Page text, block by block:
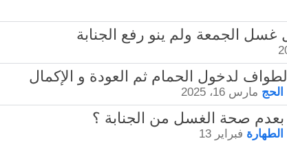
الحج مارس 16، 2025
الطهارة فبراير 13